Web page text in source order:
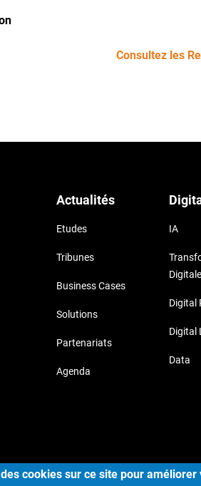
Consultez les
Actualités
Etudes
Tribunes
Business Cases
Solutions
Partenariats
Agenda
IA
Digitale
Digital
Digital
Data
Copyright ©
cookies sur ce site pour